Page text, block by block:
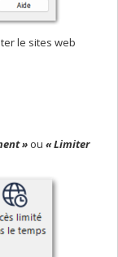
le sites web
» ou « Limiter